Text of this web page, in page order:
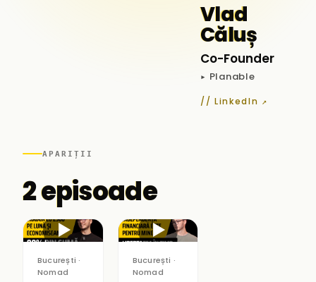
Vlad
Căluș
Co-Founder
▸ Planable
// LinkedIn ↗
APARIȚII
2 episoade
▶
București ·
Nomad
▶
București ·
Nomad